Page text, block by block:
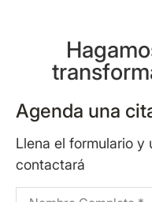
Agenda una
Llena el formulario y
contactará